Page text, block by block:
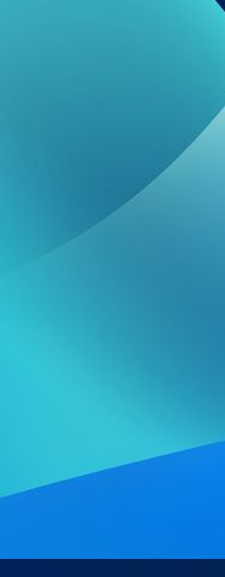
IMG-20210715-WA0006